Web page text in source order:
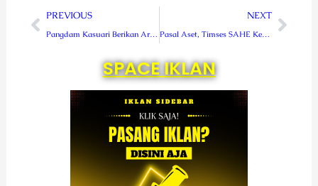
Prev
PREVIOUS
Pangdam Kasuari Berikan Arahan Kepada Pansel Catar Akmil
NEXT
Pasal Aset, Timses SAHE Kecewa Dengan Bupati Syamsul Karena Dilaporkan Ke Polda
Next
SPACE IKLAN